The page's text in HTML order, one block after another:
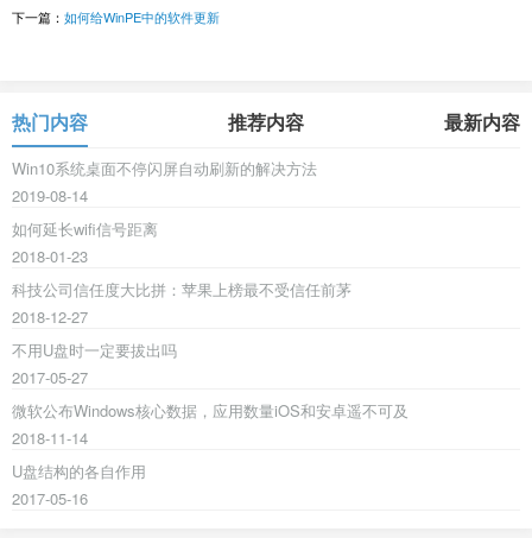
下一篇： 如何给WinPE中的软件更新
热门内容 推荐内容 最新内容
Win10系统桌面不停闪屏自动刷新的解决方法
2019-08-14
如何延长wifi信号距离
2018-01-23
科技公司信任度大比拼：苹果上榜最不受信任前茅
2018-12-27
不用U盘时一定要拔出吗
2017-05-27
微软公布Windows核心数据，应用数量iOS和安卓遥不可及
2018-11-14
U盘结构的各自作用
2017-05-16